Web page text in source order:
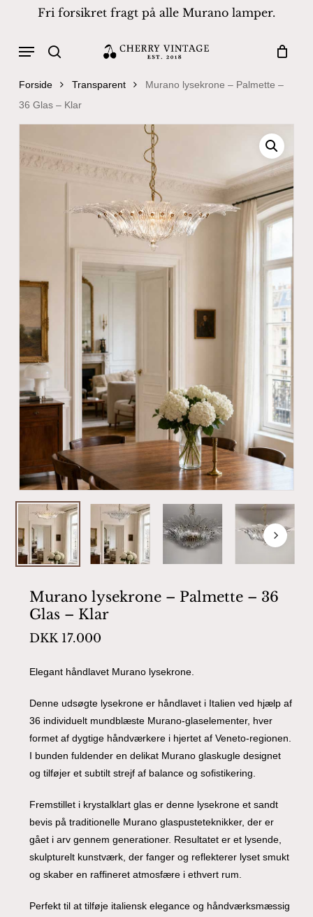
content
Fri forsikret fragt på alle Murano lamper.
Productssearch
Menu
Forside Transparent
Murano lysekrone – Palmette –
36 Glas – Klar
Murano lysekrone – Palmette – 36
Glas – Klar
DKK17.000
Elegant håndlavet Murano lysekrone.
Denne udsøgte lysekrone er håndlavet i Italien ved hjælp af
36 individuelt mundblæste Murano-glaselementer, hver
formet af dygtige håndværkere i hjertet af Veneto-regionen.
I bunden fuldender en delikat Murano glaskugle designet
og tilføjer et subtilt strejf af balance og sofistikering.
Fremstillet i krystalklart glas er denne lysekrone et sandt
bevis på traditionelle Murano glaspusteteknikker, der er
gået i arv gennem generationer. Resultatet er et lysende,
skulpturelt kunstværk, der fanger og reflekterer lyset smukt
og skaber en raffineret atmosfære i ethvert rum.
Perfekt til at tilføje italiensk elegance og håndværksmæssig